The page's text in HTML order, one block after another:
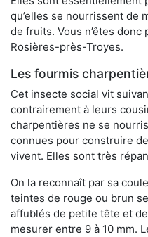
qu’elles se nourrissent de
de fruits. Vous n’êtes donc
Rosières-près-Troyes.
Les fourmis
Cet insecte social vit
contrairement à leurs
charpentières ne se
connues pour construire
vivent. Elles sont très
On la reconnaît par sa
teintes de rouge ou brun
affublés de petite tête et
mesurer entre 9 à 10 mm.